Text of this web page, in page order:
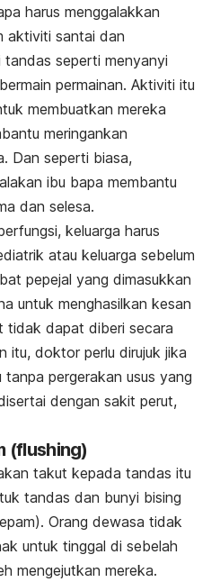
harus menggalakkan
aktiviti santai dan
seperti menyanyi
permainan. Aktiviti itu
membuatkan mereka
meringankan
Dan seperti biasa,
ibu bapa membantu
dan selesa.
keluarga harus
atau keluarga sebelum
pepejal yang dimasukkan
untuk menghasilkan kesan
tidak dapat diberi secara
itu, doktor perlu dirujuk jika
pergerakan usus yang
dengan sakit perut,
(flushing)
takut kepada tandas itu
tandas dan bunyi bising
Orang dewasa tidak
untuk tinggal di sebelah
mengejutkan mereka.